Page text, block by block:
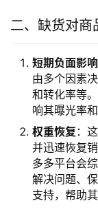
二、缺货对商
短期负面影响
由多个因素
和转化率等
响其曝光率
权重恢复 ：
并迅速恢复
多多平台会
解决问题、
支持，帮助其